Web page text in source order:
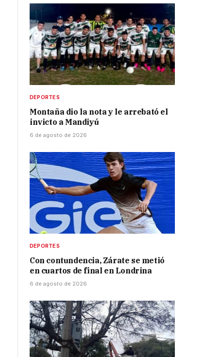
DEPORTES
Montaña dio la nota y le arrebató el
invicto a Mandiyú
6 de agosto de 2026
DEPORTES
Con contundencia, Zárate se metió
en cuartos de final en Londrina
6 de agosto de 2026